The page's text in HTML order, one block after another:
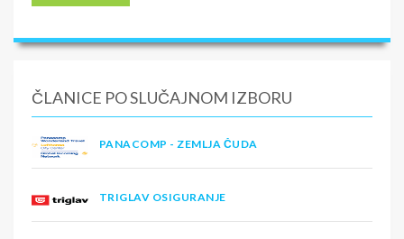
ČLANICE PO SLUČAJNOM IZBORU
PANACOMP - ZEMLJA ČUDA
TRIGLAV OSIGURANJE